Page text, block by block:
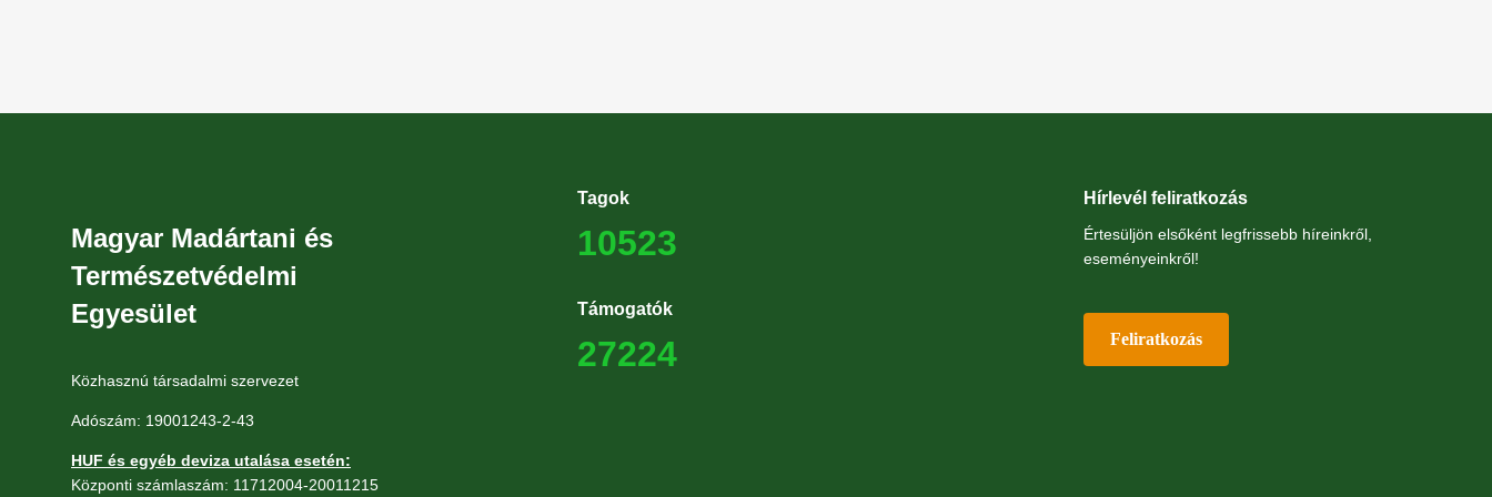
Magyar Madártani és
Természetvédelmi
Egyesület
Közhasznú társadalmi szervezet
Adószám: 19001243-2-43
HUF és egyéb deviza utalása esetén:
Központi számlaszám: 11712004-20011215
Tagok
10523
Támogatók
27224
Hírlevél feliratkozás
Értesüljön elsőként legfrissebb híreinkről,
eseményeinkről!
Feliratkozás